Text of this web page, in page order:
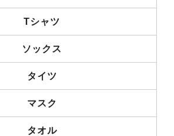
Tシャツ
ソックス
タイツ
マスク
タオル